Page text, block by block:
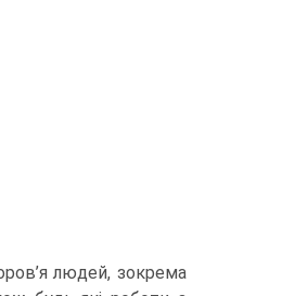
людей, зокрема